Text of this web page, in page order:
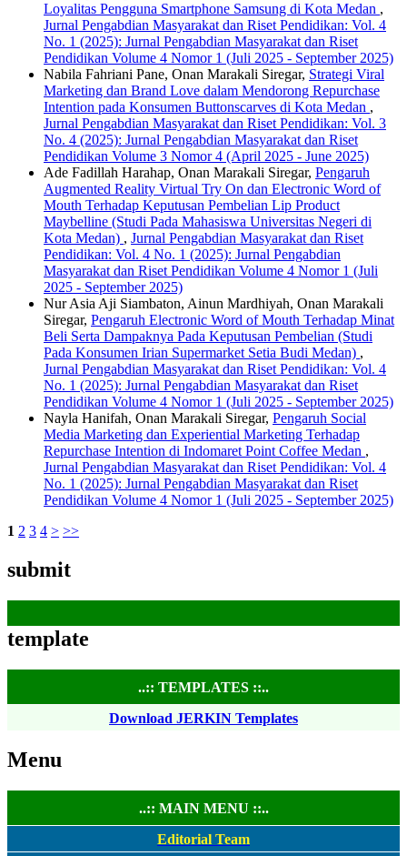
Loyalitas Pengguna Smartphone Samsung di Kota Medan ,
Jurnal Pengabdian Masyarakat dan Riset Pendidikan: Vol. 4
No. 1 (2025): Jurnal Pengabdian Masyarakat dan Riset
Pendidikan Volume 4 Nomor 1 (Juli 2025 - September 2025)
Nabila Fahriani Pane, Onan Marakali Siregar, Strategi Viral
Marketing dan Brand Love dalam Mendorong Repurchase
Intention pada Konsumen Buttonscarves di Kota Medan ,
Jurnal Pengabdian Masyarakat dan Riset Pendidikan: Vol. 3
No. 4 (2025): Jurnal Pengabdian Masyarakat dan Riset
Pendidikan Volume 3 Nomor 4 (April 2025 - June 2025)
Ade Fadillah Harahap, Onan Marakali Siregar, Pengaruh
Augmented Reality Virtual Try On dan Electronic Word of
Mouth Terhadap Keputusan Pembelian Lip Product
Maybelline (Studi Pada Mahasiswa Universitas Negeri di
Kota Medan) , Jurnal Pengabdian Masyarakat dan Riset
Pendidikan: Vol. 4 No. 1 (2025): Jurnal Pengabdian
Masyarakat dan Riset Pendidikan Volume 4 Nomor 1 (Juli
2025 - September 2025)
Nur Asia Aji Siambaton, Ainun Mardhiyah, Onan Marakali
Siregar, Pengaruh Electronic Word of Mouth Terhadap Minat
Beli Serta Dampaknya Pada Keputusan Pembelian (Studi
Pada Konsumen Irian Supermarket Setia Budi Medan) ,
Jurnal Pengabdian Masyarakat dan Riset Pendidikan: Vol. 4
No. 1 (2025): Jurnal Pengabdian Masyarakat dan Riset
Pendidikan Volume 4 Nomor 1 (Juli 2025 - September 2025)
Nayla Hanifah, Onan Marakali Siregar, Pengaruh Social
Media Marketing dan Experiential Marketing Terhadap
Repurchase Intention di Indomaret Point Coffee Medan ,
Jurnal Pengabdian Masyarakat dan Riset Pendidikan: Vol. 4
No. 1 (2025): Jurnal Pengabdian Masyarakat dan Riset
Pendidikan Volume 4 Nomor 1 (Juli 2025 - September 2025)
1 2 3 4 > >>
submit
template
..:: TEMPLATES ::..
Download JERKIN Templates
Menu
..:: MAIN MENU ::..
Editorial Team